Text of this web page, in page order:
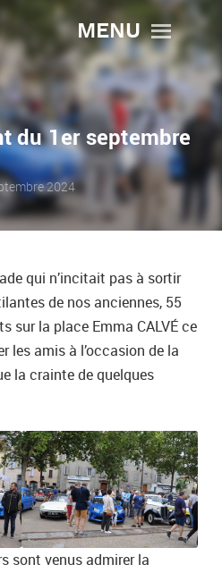
MENU
du 1er septembre
2024
qui n’incitait pas à sortir
de nos anciennes, 55
sur la place Emma CALVÉ ce
les amis à l’occasion de la
la crainte de quelques
sont venus admirer la